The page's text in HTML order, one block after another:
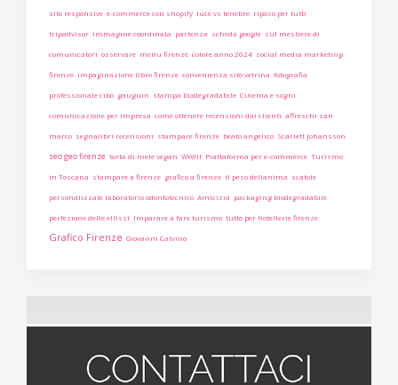
sito responsive e-commerce con shopify luce vs tenebre riposo per tutti
tripadvisor immagine coordinata partenza scheda google sul mestiere di
comunicatori osservare menu firenze colore anno 2024 social media marketing
firenze impaginazione libro firenze convenienza sito vetrina fotografia
professionale cibo gauguin stampa biodegradabile Cinema e sogni
comunicazione per impresa come ottenere recensioni dai clienti affreschi san
marco segnalibri recensioni stampare firenze beato angelico Scarlett Johansson
seo geo firenze torta di mele vegan WWIII Piattaforma per e-commerce Turismo
in Toscana stampare a firenze grafico a firenze il peso dellanima scatole
personalizzate laboratorio odontotecnico Amicizia packaging biodegradabile
perfezione delle ellissi Imparare a fare turismo tutto per hotellerie firenze
Grafico Firenze Giovanni Calvino